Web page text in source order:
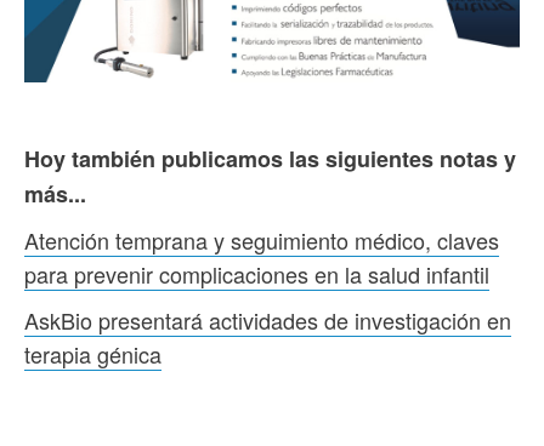
Hoy también publicamos las siguientes notas y
más...
Atención temprana y seguimiento médico, claves
para prevenir complicaciones en la salud infantil
AskBio presentará actividades de investigación en
terapia génica